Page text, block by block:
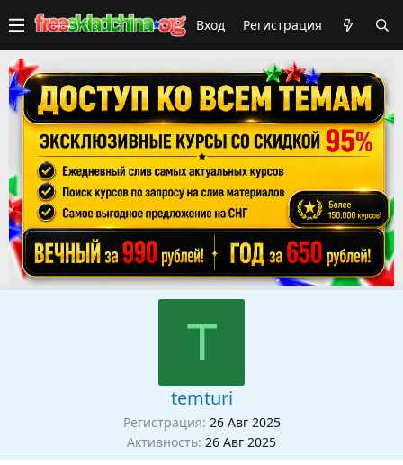
Вход Регистрация
T
temturi
Регистрация 26 Авг 2025
Активность 26 Авг 2025